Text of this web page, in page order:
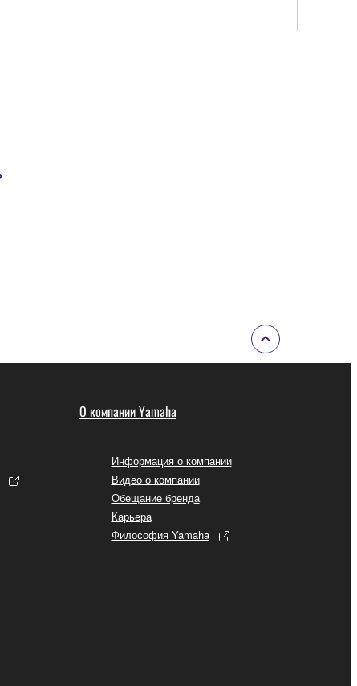
О компании Yamaha
Информация о компании
Видео о компании
Обещание бренда
Карьера
Философия Yamaha